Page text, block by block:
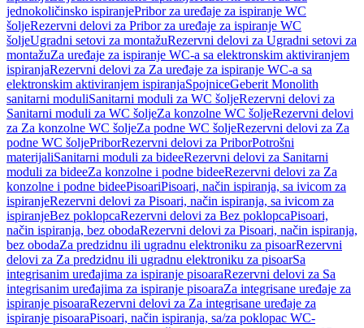
jednokoličinsko ispiranjePribor za uređaje za ispiranje WC
šoljeRezervni delovi za Pribor za uređaje za ispiranje WC
šoljeUgradni setovi za montažuRezervni delovi za Ugradni setovi za
montažuZa uređaje za ispiranje WC-a sa elektronskim aktiviranjem
ispiranjaRezervni delovi za Za uređaje za ispiranje WC-a sa
elektronskim aktiviranjem ispiranjaSpojniceGeberit Monolith
sanitarni moduliSanitarni moduli za WC šoljeRezervni delovi za
Sanitarni moduli za WC šoljeZa konzolne WC šoljeRezervni delovi
za Za konzolne WC šoljeZa podne WC šoljeRezervni delovi za Za
podne WC šoljePriborRezervni delovi za PriborPotrošni
materijaliSanitarni moduli za bideeRezervni delovi za Sanitarni
moduli za bideeZa konzolne i podne bideeRezervni delovi za Za
konzolne i podne bideePisoariPisoari, način ispiranja, sa ivicom za
ispiranjeRezervni delovi za Pisoari, način ispiranja, sa ivicom za
ispiranjeBez poklopcaRezervni delovi za Bez poklopcaPisoari,
način ispiranja, bez obodaRezervni delovi za Pisoari, način ispiranja,
bez obodaZa predzidnu ili ugradnu elektroniku za pisoarRezervni
delovi za Za predzidnu ili ugradnu elektroniku za pisoarSa
integrisanim uređajima za ispiranje pisoaraRezervni delovi za Sa
integrisanim uređajima za ispiranje pisoaraZa integrisane uređaje za
ispiranje pisoaraRezervni delovi za Za integrisane uređaje za
ispiranje pisoaraPisoari, način ispiranja, sa/za poklopac WC-